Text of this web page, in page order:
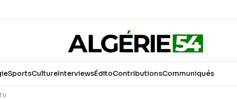
SportsCultureInterviewsÉditoContributionsCommuniqués